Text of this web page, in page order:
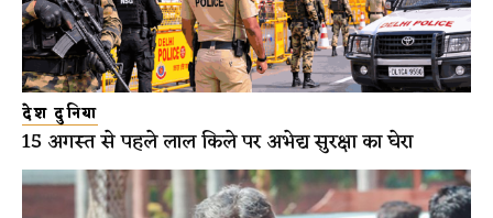
देश दुनिया
15 अगस्त से पहले लाल किले पर अभेद्य सुरक्षा का घेरा